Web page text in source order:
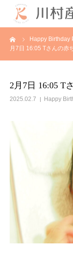
Happy Birthday
月7日 16:05 Tさんの赤
2月7日 16:05 T
2025.02.7 Happy
初めての方
診療案内
分娩予約状